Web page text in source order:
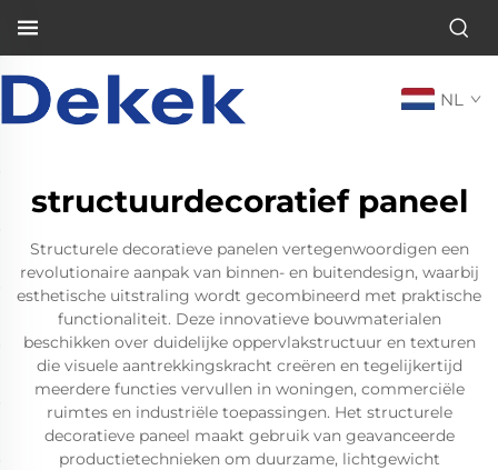
NL
structuurdecoratief paneel
Structurele decoratieve panelen vertegenwoordigen een
revolutionaire aanpak van binnen- en buitendesign, waarbij
esthetische uitstraling wordt gecombineerd met praktische
functionaliteit. Deze innovatieve bouwmaterialen
beschikken over duidelijke oppervlakstructuur en texturen
die visuele aantrekkingskracht creëren en tegelijkertijd
meerdere functies vervullen in woningen, commerciële
ruimtes en industriële toepassingen. Het structurele
decoratieve paneel maakt gebruik van geavanceerde
productietechnieken om duurzame, lichtgewicht